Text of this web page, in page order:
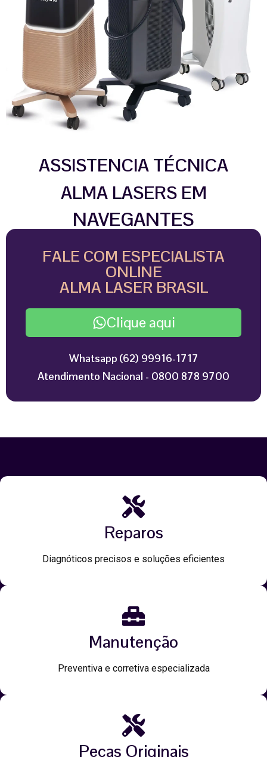
ASSISTENCIA TÉCNICA
ALMA LASERS EM
NAVEGANTES
FALE COM ESPECIALISTA
ONLINE
ALMA LASER BRASIL
Clique aqui
Whatsapp (62) 99916-1717
Atendimento Nacional - 0800 878 9700
Reparos
Diagnóticos precisos e soluções eficientes
Manutenção
Preventiva e corretiva especializada
Peças Originais